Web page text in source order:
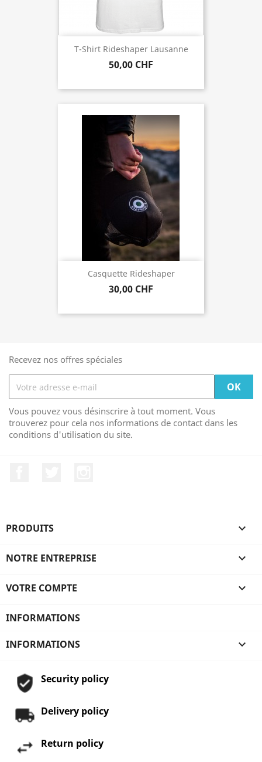
T-Shirt Rideshaper Lausanne
50,00 CHF
Casquette Rideshaper
30,00 CHF
Recevez nos offres spéciales
Vous pouvez vous désinscrire à tout moment. Vous
trouverez pour cela nos informations de contact dans les
conditions d'utilisation du site.
PRODUITS 
NOTRE ENTREPRISE 
VOTRE COMPTE 
INFORMATIONS
INFORMATIONS 
Security policy
Delivery policy
Return policy